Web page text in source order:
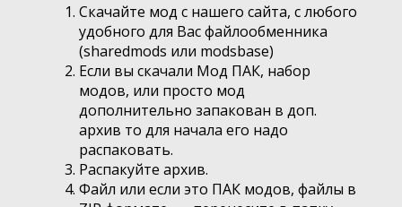
Скачайте мод с нашего сайта, с любого
удобного для Вас файлообменника
(sharedmods или modsbase)
Если вы скачали Мод ПАК, набор
модов, или просто мод
дополнительно запакован в доп.
архив то для начала его надо
распаковать.
Распакуйте архив.
Файл или если это ПАК модов, файлы в